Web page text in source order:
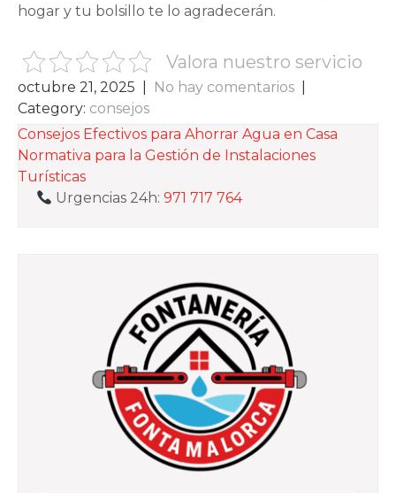
hogar y tu bolsillo te lo agradecerán.
Valora nuestro servicio
octubre 21, 2025 No hay comentarios
Category: consejos
NAVEGACIÓN
DE
ENTRADAS
Consejos Efectivos para Ahorrar Agua en Casa
Normativa para la Gestión de Instalaciones
Turísticas
Urgencias 24h:971 717 764